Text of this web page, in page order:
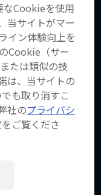
か上よ
なCookieを使用
当サイトがマー
イン体験向上を
Cookie（サー
たは類似の技
は、当サイトの
も取り消すこ
社のプライバシ
ご覧くださ